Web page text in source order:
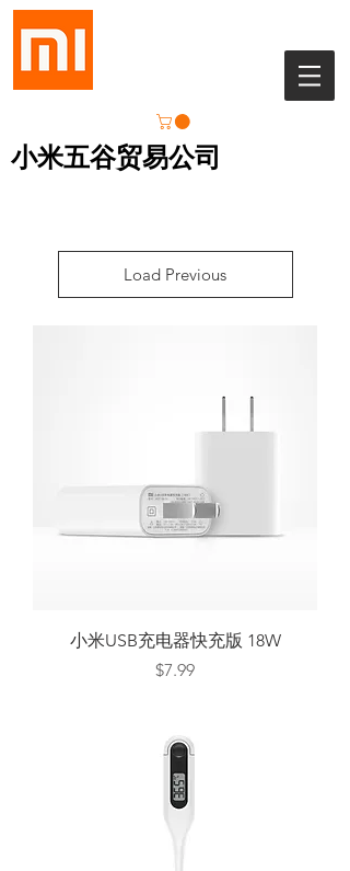
小米五谷贸易公司
Load Previous
小米USB充电器快充版 18W
Price
$7.99